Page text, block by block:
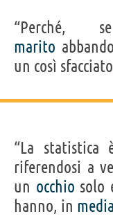
“Perché,
marito
un così sfacciato
“La statistica
riferendosi a
un occhio solo
hanno, in media